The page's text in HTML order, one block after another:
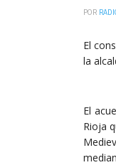
POR
El
la
El
Rioja